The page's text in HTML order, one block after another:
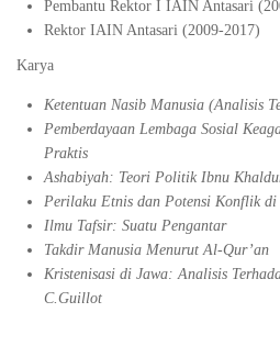
Pembantu Rektor I IAIN Antasari
Rektor IAIN Antasari (2009-2017)
Karya
Ketentuan Nasib Manusia (Analisis
Pemberdayaan Lembaga Sosial
Praktis
Ashabiyah: Teori Politik Ibnu
Perilaku Etnis dan Potensi Konflik
Ilmu Tafsir: Suatu Pengantar
Takdir Manusia Menurut Al-Qur’an
Kristenisasi di Jawa: Analisis
C.Guillot